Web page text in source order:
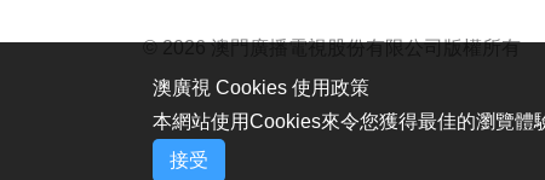
© 2026 澳門廣播電視股份有限公司版權所有
澳廣視 Cookies 使用政策
本網站使用Cookies來令您獲得最佳的瀏覽
接受